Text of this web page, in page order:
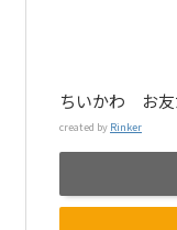
ちいかわ お友
created by Rinker